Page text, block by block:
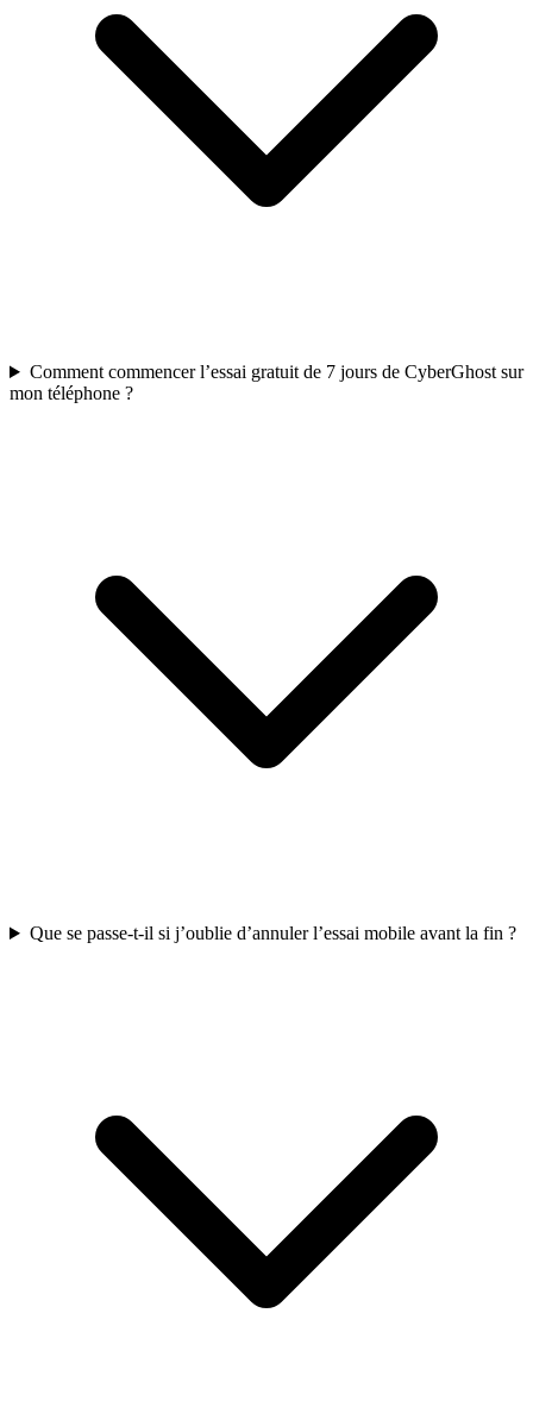
Comment commencer l’essai gratuit de 7 jours de CyberGhost sur
mon téléphone ?
Que se passe-t-il si j’oublie d’annuler l’essai mobile avant la fin ?